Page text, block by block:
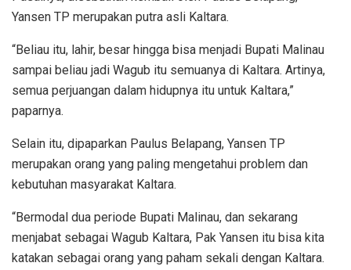
Yansen TP merupakan putra asli Kaltara.
“Beliau itu, lahir, besar hingga bisa menjadi Bupati Malinau
sampai beliau jadi Wagub itu semuanya di Kaltara. Artinya,
semua perjuangan dalam hidupnya itu untuk Kaltara,”
paparnya.
Selain itu, dipaparkan Paulus Belapang, Yansen TP
merupakan orang yang paling mengetahui problem dan
kebutuhan masyarakat Kaltara.
“Bermodal dua periode Bupati Malinau, dan sekarang
menjabat sebagai Wagub Kaltara, Pak Yansen itu bisa kita
katakan sebagai orang yang paham sekali dengan Kaltara.